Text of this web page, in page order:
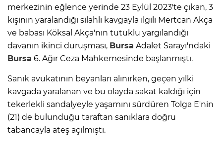
merkezinin eğlence yerinde 23 Eylül 2023'te çıkan, 3
kişinin yaralandığı silahlı kavgayla ilgili Mertcan Akça
ve babası Köksal Akça'nın tutuklu yargılandığı
davanın ikinci duruşması, Bursa Adalet Sarayı'ndaki
Bursa 6. Ağır Ceza Mahkemesinde başlanmıştı.
Sanık avukatının beyanları alınırken, geçen yılki
kavgada yaralanan ve bu olayda sakat kaldığı için
tekerlekli sandalyeyle yaşamını sürdüren Tolga E'nin
(21) de bulunduğu taraftan sanıklara doğru
tabancayla ateş açılmıştı.